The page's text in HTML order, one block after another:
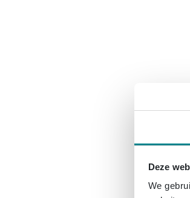
Deze
We